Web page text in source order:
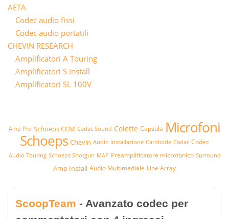
AETA
Codec audio fissi
Codec audio portatili
CHEVIN RESEARCH
Amplificatori A Touring
Amplificatori S Install
Amplificatori SL 100V
Amp Pro Schoeps CCM Cadac Sound Colette Capsula Microfoni
Schoeps Chevin Audio Installazione Cardioide Cadac Codec
Audio Touring Schoeps Shotgun MAP Preamplificatore microfonico Surround
Amp Install Audio Multimediale Line Array
ScoopTeam - Avanzato codec per